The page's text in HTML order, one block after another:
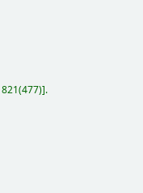
821(477) .